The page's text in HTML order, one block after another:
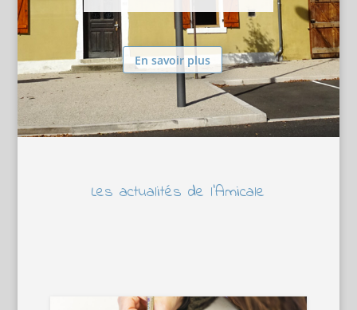
En savoir plus
Les actualités de l’Amicale